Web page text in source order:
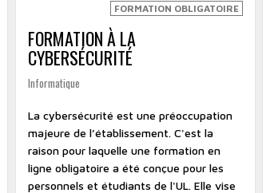
FORMATION OBLIGATOIRE
FORMATION À LA
CYBERSÉCURITÉ
Informatique
La cybersécurité est une préoccupation
majeure de l’établissement. C'est la
raison pour laquelle une formation en
ligne obligatoire a été conçue pour les
personnels et étudiants de l'UL. Elle vise